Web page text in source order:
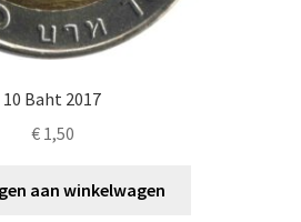
10 Baht 2017
€1,50
aan winkelwagen